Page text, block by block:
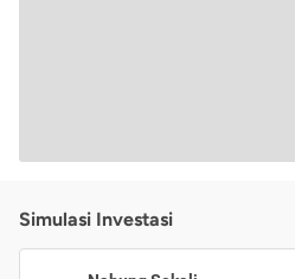
Simulasi Investasi